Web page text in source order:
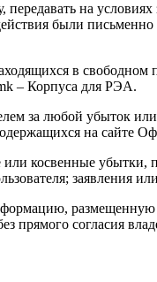
на
были
в
– Корпуса для РЭА.
за любой убыток
на сайте
косвенные
заявления
согласия